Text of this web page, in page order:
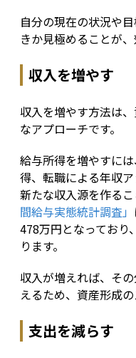
自分の現在の状況や
きか見極めることが
収入を増やす
収入を増やす方法は
なアプローチです。
給与所得を増やすに
得、転職による年収
新たな収入源を作るこ
間給与実態統計調査」
478万円となっており
ります。
収入が増えれば、そ
えるため、資産形成の
支出を減らす